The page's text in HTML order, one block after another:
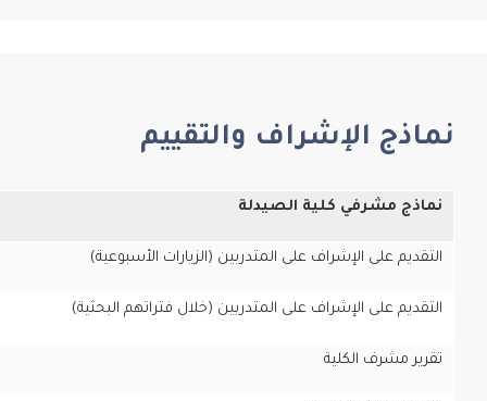
نماذج الإشراف والتقييم
نماذج مشرفي كلية الصيدلة
التقديم على الإشراف على المتدربين (الزيارات الأسبوعية)
التقديم على الإشراف على المتدربين (خلال فتراتهم البحثية)
تقرير مشرف الكلية